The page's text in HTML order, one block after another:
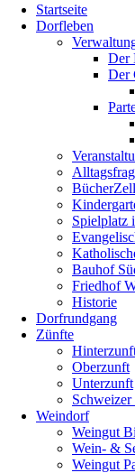
oben
scrollen
Startseite
Dorfleben
Der
Der
Spielplatz
Bauhof
Friedhof
Historie
Dorfrundgang
Zünfte
Oberzunft
Unterzunft
Weindorf
Weingut
Wein- &
Weingut